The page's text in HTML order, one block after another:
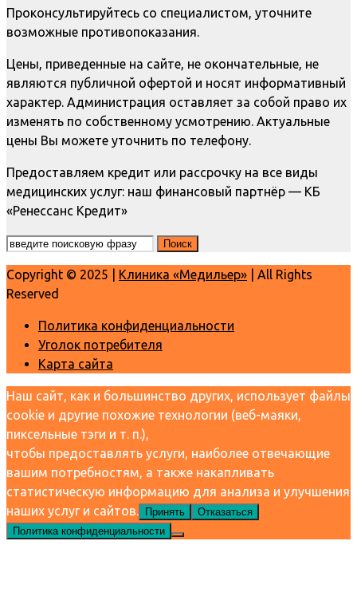
Проконсультируйтесь со специалистом, уточните
возможные противопоказания.
Цены, приведенные на сайте, не окончательные, не
являются публичной офертой и носят информативный
характер. Администрация оставляет за собой право их
изменять по собственному усмотрению. Актуальные
цены Вы можете уточнить по телефону.
Предоставляем кредит или рассрочку на все виды
медицинских услуг: наш финансовый партнёр — КБ
«Ренессанс Кредит»
Copyright © 2025 | Клиника «Медильер» | All Rights
Reserved
Политика конфиденциальности
Уголок потребителя
Карта сайта
Наш сайт, как и большинство других, использует файлы
cookie и другие похожие технологии (веб-маяки,
пиксельные тэги и т. п.),
чтобы предоставлять услуги, наиболее отвечающие
вашим потребностям, а также накапливать
статистическую информацию для анализа и улучшения
наших услуг и сайтов.
Принять
Отказаться
Политика конфиденциальности